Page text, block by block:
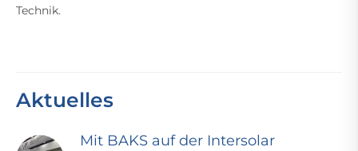
Technik.
Aktuelles
Mit BAKS auf der Intersolar